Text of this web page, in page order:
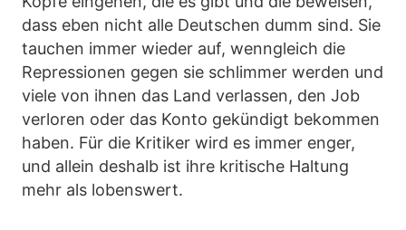
dass eben nicht alle Deutschen dumm sind. Sie
tauchen immer wieder auf, wenngleich die
Repressionen gegen sie schlimmer werden und
viele von ihnen das Land verlassen, den Job
verloren oder das Konto gekündigt bekommen
haben. Für die Kritiker wird es immer enger,
und allein deshalb ist ihre kritische Haltung
mehr als lobenswert.